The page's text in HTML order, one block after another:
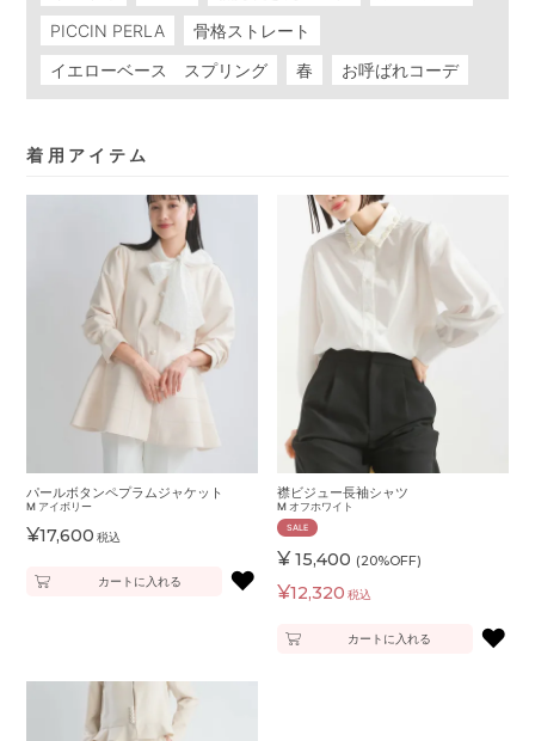
PICCIN PERLA
骨格ストレート
イエローベース スプリング
春 お呼ばれコーデ
着用アイテム
パールボタンペプラムジャケット
M アイボリー
¥17,600 税込
カートに入れる ♥
襟ビジュー長袖シャツ
M オフホワイト
SALE
¥ 15,400 (20%OFF)
¥12,320 税込
カートに入れる ♥